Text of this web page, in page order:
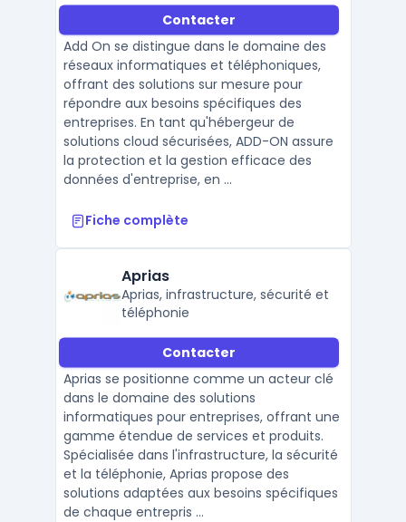
Contacter
Add On se distingue dans le domaine des
réseaux informatiques et téléphoniques,
offrant des solutions sur mesure pour
répondre aux besoins spécifiques des
entreprises. En tant qu'hébergeur de
solutions cloud sécurisées, ADD-ON assure
la protection et la gestion efficace des
données d'entreprise, en ...
Fiche complète
Aprias
Aprias, infrastructure, sécurité et
téléphonie
Contacter
Aprias se positionne comme un acteur clé
dans le domaine des solutions
informatiques pour entreprises, offrant une
gamme étendue de services et produits.
Spécialisée dans l'infrastructure, la sécurité
et la téléphonie, Aprias propose des
solutions adaptées aux besoins spécifiques
de chaque entrepris ...